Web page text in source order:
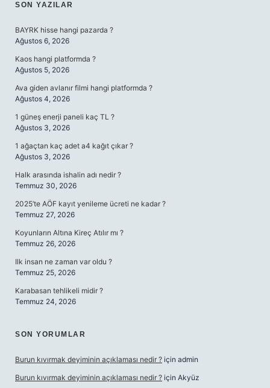
SIDEBAR
SON YAZILAR
BAYRK hisse hangi pazarda ?
Ağustos 6, 2026
Kaos hangi platformda ?
Ağustos 5, 2026
Ava giden avlanır filmi hangi platformda ?
Ağustos 4, 2026
1 güneş enerji paneli kaç TL ?
Ağustos 3, 2026
1 ağaçtan kaç adet a4 kağıt çıkar ?
Ağustos 3, 2026
Halk arasında ishalin adı nedir ?
Temmuz 30, 2026
2025’te AÖF kayıt yenileme ücreti ne kadar ?
Temmuz 27, 2026
Koyunların Altına Kireç Atılır mı ?
Temmuz 26, 2026
Ilk insan ne zaman var oldu ?
Temmuz 25, 2026
Karabasan tehlikeli midir ?
Temmuz 24, 2026
SON YORUMLAR
Burun kıvırmak deyiminin açıklaması nedir ? için admin
Burun kıvırmak deyiminin açıklaması nedir ? için Akyüz